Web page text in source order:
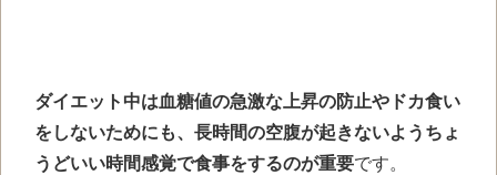
ダイエット中は血糖値の急激な上昇の防止やドカ食い
をしないためにも、長時間の空腹が起きないようちょ
うどいい時間感覚で食事をするのが重要です。